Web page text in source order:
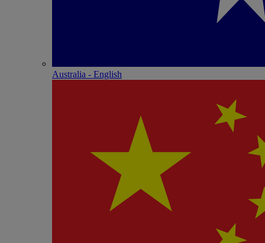
Australia - English